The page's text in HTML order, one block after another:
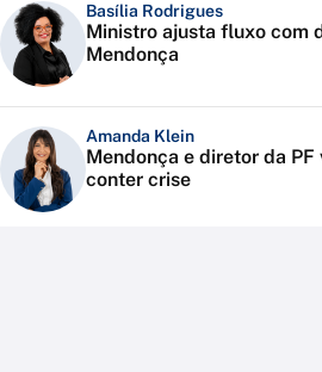
Basília Rodrigues
Ministro ajusta fluxo com
Mendonça
Amanda Klein
Mendonça e diretor da PF
conter crise